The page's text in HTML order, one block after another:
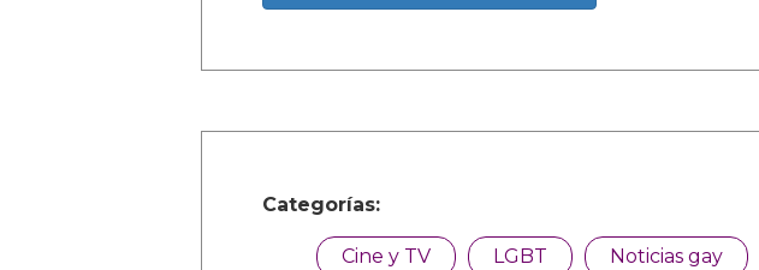
Categorías:
Cine y TV LGBT Noticias gay